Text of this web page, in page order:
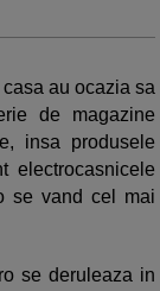
au ocazia sa
de magazine
insa produsele
electrocasnicele
se vand cel mai
se deruleaza in